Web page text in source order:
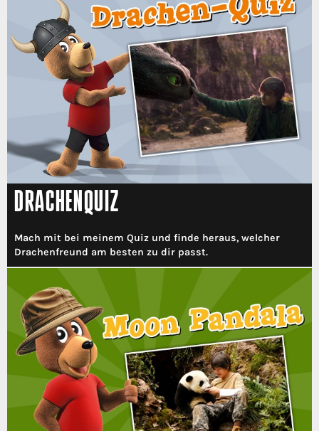
DRACHENQUIZ
Mach mit bei meinem Quiz und finde heraus, welcher
Drachenfreund am besten zu dir passt.